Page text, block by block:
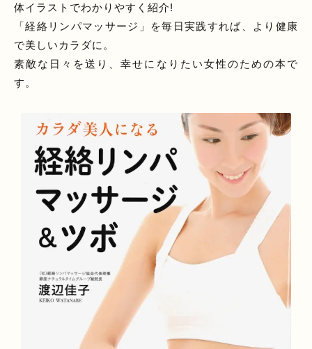
体イラストでわかりやすく紹介!
「経絡リンパマッサージ」を毎日実践すれば、より健康
で美しいカラダに。
素敵な日々を送り、幸せになりたい女性のための本で
す。